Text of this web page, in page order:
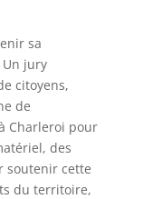
sa
Un jury
citoyens,
de
Charleroi pour
des
soutenir cette
du territoire,